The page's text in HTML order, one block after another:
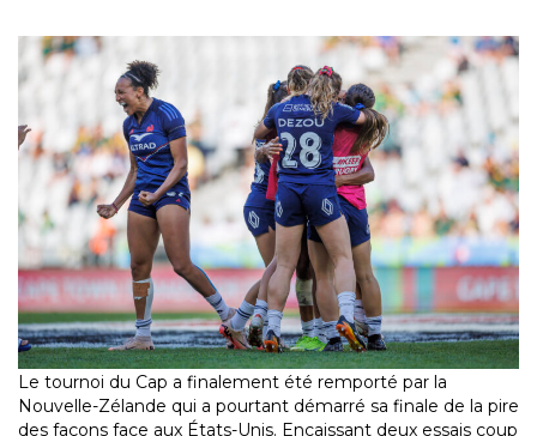
Le tournoi du Cap a finalement été remporté par la
Nouvelle-Zélande qui a pourtant démarré sa finale de la pire
des façons face aux États-Unis. Encaissant deux essais coup